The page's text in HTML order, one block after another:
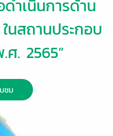
ำเนินการด้าน
สถานประกอบ
. 2565”
ชม